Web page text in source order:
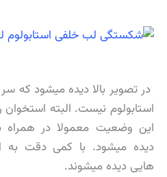
در تصویر بالا دیده میشود که
این وضعیت معمولا در همراه
دیده میشود. با کمی دقت به
هایی دیده میشوند.